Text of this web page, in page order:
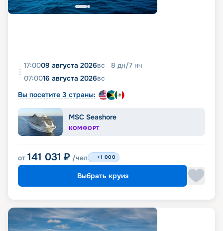
17:0009 августа 2026вс 8 дн/7 нч
07:0016 августа 2026вс
Вы посетите 3 страны:
MSC Seashore
КОМФОРТ
от 141 031 ₽ /чел +1 000
Выбрать круиз